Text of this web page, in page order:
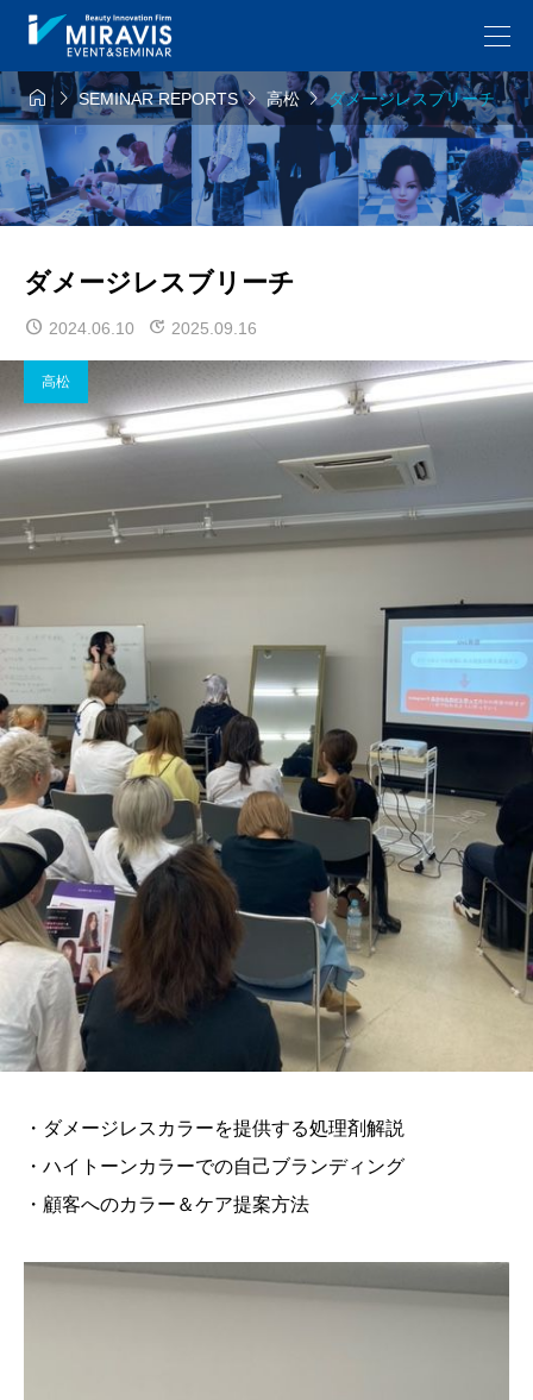
SEMINAR REPORTS高松ダメージレスブリーチ
ダメージレスブリーチ
2024.06.10 2025.09.16
高松
・ダメージレスカラーを提供する処理剤解説
・ハイトーンカラーでの自己ブランディング
・顧客へのカラー＆ケア提案方法